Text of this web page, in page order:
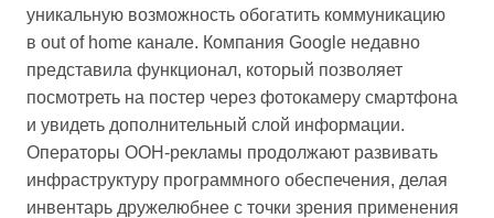
уникальную возможность обогатить коммуникацию
в out of home канале. Компания Google недавно
представила функционал, который позволяет
посмотреть на постер через фотокамеру смартфона
и увидеть дополнительный слой информации.
Операторы OOH-рекламы продолжают развивать
инфраструктуру программного обеспечения, делая
инвентарь дружелюбнее с точки зрения применения